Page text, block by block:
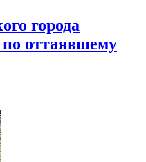
города
оттаявшему